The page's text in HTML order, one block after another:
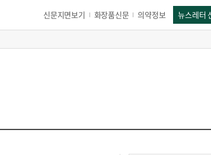
신문지면보기 화장품신문 의약정보 뉴스레터